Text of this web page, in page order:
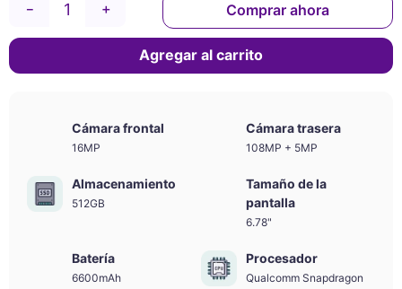
＋
－ Comprar ahora
Agregar al carrito
Cámara frontal
16MP
Cámara trasera
108MP + 5MP
Almacenamiento
512GB
Tamaño de la
pantalla
6.78"
Batería
6600mAh
Procesador
Qualcomm Snapdragon